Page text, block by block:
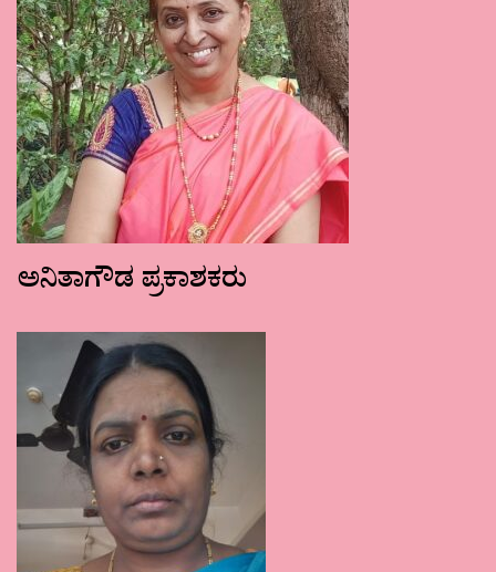
ಅನಿತಾಗೌಡ ಪ್ರಕಾಶಕರು